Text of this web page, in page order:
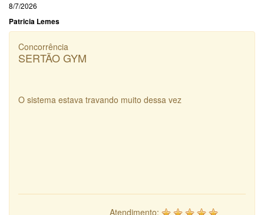
8/7/2026
Patricia Lemes
Concorrência
SERTÃO GYM
O sistema estava travando muito dessa vez
Atendimento: